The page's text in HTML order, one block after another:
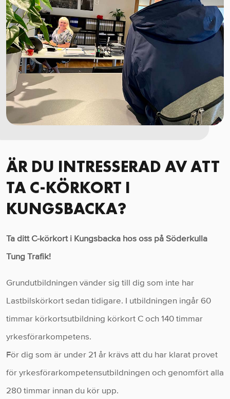
ÄR DU INTRESSERAD AV ATT
TA C-KÖRKORT I
KUNGSBACKA?
Ta ditt C-körkort i Kungsbacka hos oss på Söderkulla
Tung Trafik!
Grundutbildningen vänder sig till dig som inte har
Lastbilskörkort sedan tidigare. I utbildningen ingår 60
timmar körkortsutbildning körkort C och 140 timmar
yrkesförarkompetens.
För dig som är under 21 år krävs att du har klarat provet
för yrkesförarkompetensutbildningen och genomfört alla
280 timmar innan du kör upp.